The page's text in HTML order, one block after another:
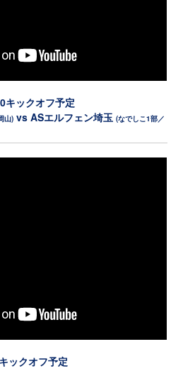
ックオフ予定
山) vs ASエルフェン埼玉(なでしこ1部／
ックオフ予定